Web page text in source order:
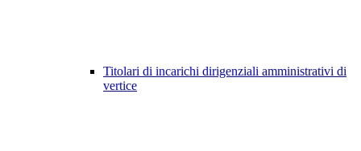
Titolari di incarichi dirigenziali amministrativi di
vertice